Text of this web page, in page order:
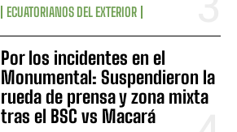
ECUATORIANOS DEL EXTERIOR
Por los incidentes en el
Monumental: Suspendieron la
rueda de prensa y zona mixta
tras el BSC vs Macará